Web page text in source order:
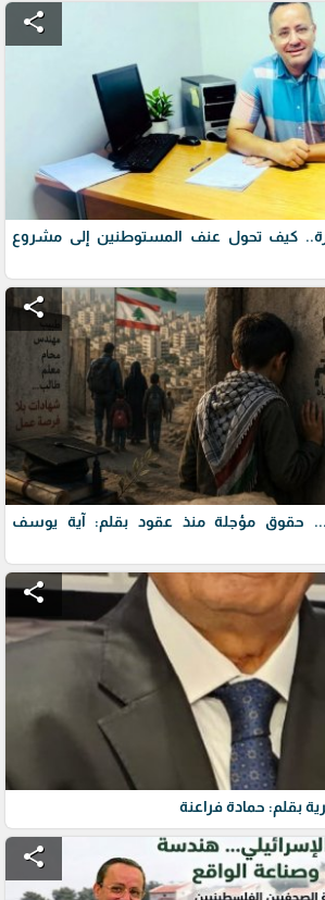
share
كيف تحول عنف المستوطنين إلى مشروع
share
حقوق مؤجلة منذ عقود بقلم: آية يوسف
share
بقلم: حمادة فراعنة
share